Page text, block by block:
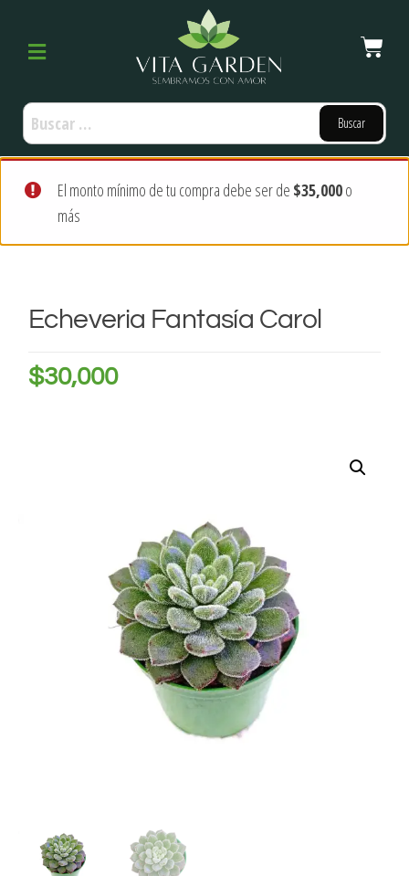
El monto mínimo de tu compra debe ser de $35,000o
más
Echeveria Fantasía Carol
$30,000